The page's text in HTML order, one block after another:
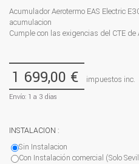
Acumulador Aerotermo EAS Electric
acumulacion
Cumple con las exigencias del CTE
1 699,00 € impuestos inc.
Envío: 1 a 3 dias
INSTALACION :
Sin Instalacion
Con Instalación comercial (Solo